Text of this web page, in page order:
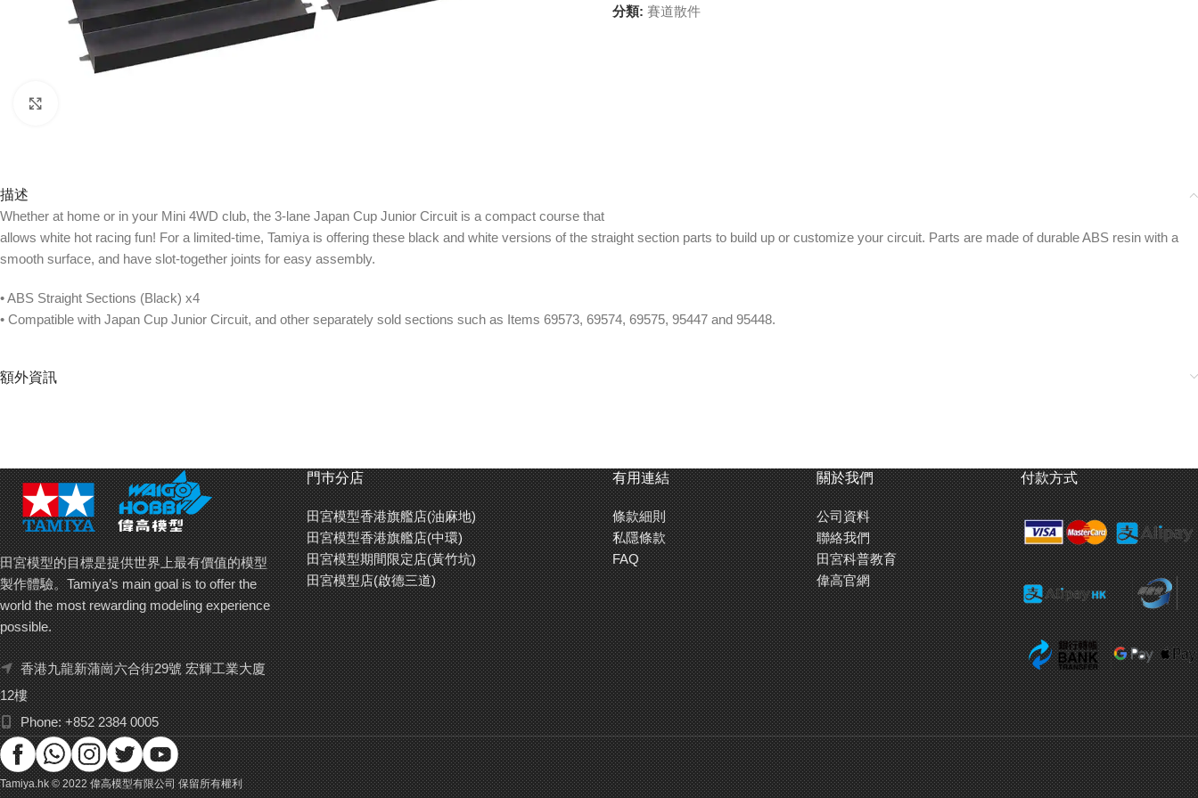
分類: 賽道散件
描述
Whether at home or in your Mini 4WD club, the 3-lane Japan Cup Junior Circuit is a compact course that
allows white hot racing fun! For a limited-time, Tamiya is offering these black and white versions of the straight section parts to build up or customize your circuit. Parts are made of durable ABS resin with a
smooth surface, and have slot-together joints for easy assembly.
• ABS Straight Sections (Black) x4
• Compatible with Japan Cup Junior Circuit, and other separately sold sections such as Items 69573, 69574, 69575, 95447 and 95448.
額外資訊
田宮模型的目標是提供世界上最有價值的模型
製作體驗。Tamiya’s main goal is to offer the
world the most rewarding modeling experience
possible.
香港九龍新蒲崗六合街29號 宏輝工業大廈
12樓
Phone: +852 2384 0005
門巿分店
田宮模型香港旗艦店(油麻地)
田宮模型香港旗艦店(中環)
田宮模型期間限定店(黃竹坑)
田宮模型店(啟德三道)
有用連結
條款細則
私隱條款
FAQ
關於我們
公司資料
聯絡我們
田宮科普教育
偉高官網
付款方式
Tamiya.hk © 2022 偉高模型有限公司 保留所有權利